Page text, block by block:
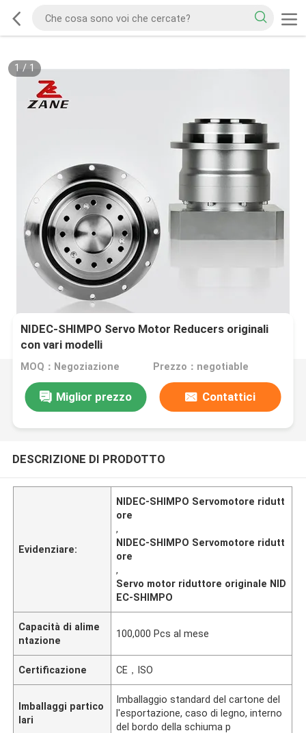
1 / 1
NIDEC-SHIMPO Servo Motor Reducers originali
con vari modelli
MOQ：Negoziazione Prezzo：negotiable
Miglior prezzo Contattici
DESCRIZIONE DI PRODOTTO
Evidenziare:
NIDEC-SHIMPO Servomotore ridutt
ore
,
NIDEC-SHIMPO Servomotore ridutt
ore
,
Servo motor riduttore originale NID
EC-SHIMPO
Capacità di alime
ntazione
100,000 Pcs al mese
Certificazione CE，ISO
Imballaggi partico
lari
Imballaggio standard del cartone del
l'esportazione, caso di legno, interno
del bordo della schiuma p